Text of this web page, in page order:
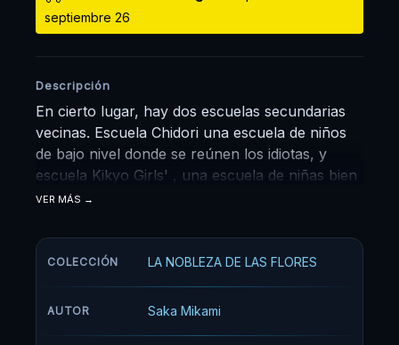
septiembre 26
Descripción
En cierto lugar, hay dos escuelas secundarias
vecinas. Escuela Chidori una escuela de niños
de bajo nivel donde se reúnen los idiotas, y
escuela Kikyo Girls' , una escuela de niñas bien
establecida. Rintaro Tsumugi, un estudiante de
secundaria Chidori, conoce a Kaoruko Waguri,
una chica que llega como cliente mientras
siente cómodo pasando tiempo con Kaoruko,
VER MÁS
COLECCIÓN LA NOBLEZA DE LAS FLORES
AUTOR Saka Mikami